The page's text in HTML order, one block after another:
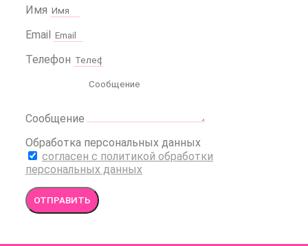
Имя
Email
Телефон
Сообщение
Обработка персональных данных
согласен с политикой обработки
персональных данных
ОТПРАВИТЬ